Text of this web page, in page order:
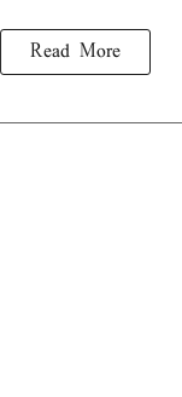
Read More